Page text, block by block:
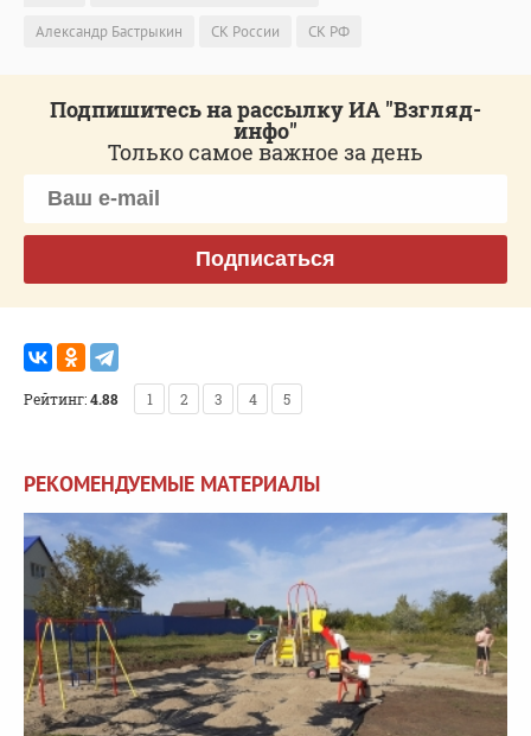
Александр Бастрыкин
СК России СК РФ
Подпишитесь на рассылку ИА "Взгляд-
инфо"
Только самое важное за день
Подписаться
Рейтинг:4.88 1 2 3 4 5
РЕКОМЕНДУЕМЫЕ МАТЕРИАЛЫ